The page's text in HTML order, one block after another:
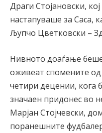
Драги Стојановски,
настапуваше за Саса,
Љупчо Цветковски –
Нивното доаѓање
оживеат спомените
четири децении, кога
значаен придонес во
Марјан Стојчевски,
поранешните